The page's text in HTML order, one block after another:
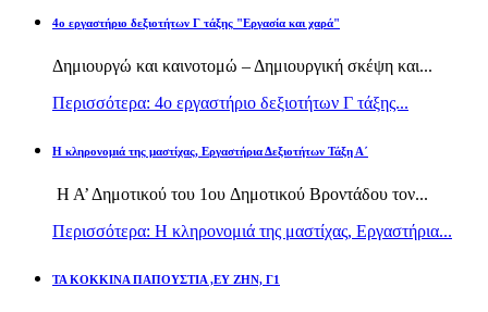
4ο εργαστήριο δεξιοτήτων Γ τάξης "Εργασία και χαρά"
Δημιουργώ και καινοτομώ – Δημιουργική σκέψη και...
Περισσότερα: 4ο εργαστήριο δεξιοτήτων Γ τάξης...
H κληρονομιά της μαστίχας, Εργαστήρια Δεξιοτήτων Τάξη Α΄
Η Α’ Δημοτικού του 1ου Δημοτικού Βροντάδου τον...
Περισσότερα: H κληρονομιά της μαστίχας, Εργαστήρια...
TA KOKKINA ΠΑΠΟΥΣΤΙΑ ,ΕΥ ΖΗΝ, Γ1